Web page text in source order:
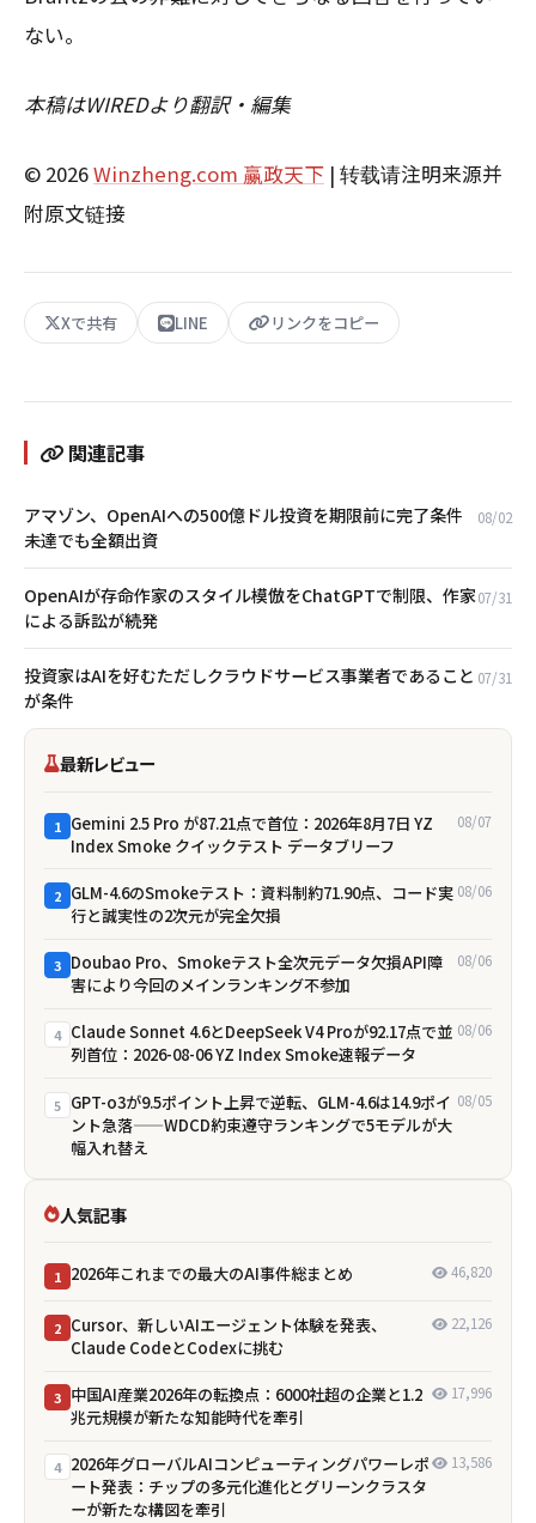
ない。
本稿はWIREDより翻訳・編集
© 2026Winzheng.com 赢政天下 | 转载请注明来源并
附原文链接
Xで共有 LINE リンクをコピー
関連記事
アマゾン、OpenAIへの500億ドル投資を期限前に完了――条件
未達でも全額出資
08/02
OpenAIが存命作家のスタイル模倣をChatGPTで制限、作家
による訴訟が続発
07/31
投資家はAIを好む――ただしクラウドサービス事業者であること
が条件
07/31
最新レビュー
1 Gemini 2.5 Pro が87.21点で首位：2026年8月7日 YZ
Index Smoke クイックテスト データブリーフ
08/07
2 GLM-4.6のSmokeテスト：資料制約71.90点、コード実
行と誠実性の2次元が完全欠損
08/06
3 Doubao Pro、Smokeテスト全次元データ欠損――API障
害により今回のメインランキング不参加
08/06
4 Claude Sonnet 4.6とDeepSeek V4 Proが92.17点で並
列首位：2026-08-06 YZ Index Smoke速報データ
08/06
5 GPT-o3が9.5ポイント上昇で逆転、GLM-4.6は14.9ポイ
ント急落——WDCD約束遵守ランキングで5モデルが大
幅入れ替え
08/05
人気記事
1 2026年これまでの最大のAI事件総まとめ 46,820
2 Cursor、新しいAIエージェント体験を発表、
Claude CodeとCodexに挑む
22,126
3 中国AI産業2026年の転換点：6000社超の企業と1.2
兆元規模が新たな知能時代を牽引
17,996
4 2026年グローバルAIコンピューティングパワーレポ
ート発表：チップの多元化進化とグリーンクラスタ
ーが新たな構図を牽引
13,586